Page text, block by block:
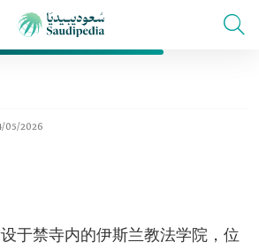
05/2026
于禁寺内的伊斯兰教法学院，位